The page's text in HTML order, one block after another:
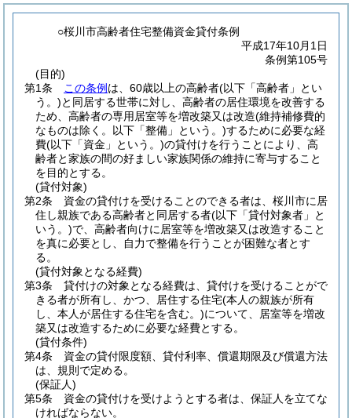
○桜川市高齢者住宅整備資金貸付条例
平成17年10月1日
条例第105号
(目的)
第1条
この条例 は、60歳以上の高齢者(以下「高齢者」とい
う。)と同居する世帯に対し、高齢者の居住環境を改善する
ため、高齢者の専用居室等を増改築又は改造(維持補修費的
なものは除く。以下「整備」という。)するために必要な経
費(以下「資金」という。)の貸付けを行うことにより、高
齢者と家族の間の好ましい家族関係の維持に寄与すること
を目的とする。
(貸付対象)
第2条
資金の貸付けを受けることのできる者は、桜川市に居
住し親族である高齢者と同居する者(以下「貸付対象者」と
いう。)で、高齢者向けに居室等を増改築又は改造すること
を真に必要とし、自力で整備を行うことが困難な者とす
る。
(貸付対象となる経費)
第3条
貸付けの対象となる経費は、貸付けを受けることがで
きる者が所有し、かつ、居住する住宅(本人の親族が所有
し、本人が居住する住宅を含む。)について、居室等を増改
築又は改造するために必要な経費とする。
(貸付条件)
第4条
資金の貸付限度額、貸付利率、償還期限及び償還方法
は、規則で定める。
(保証人)
第5条
資金の貸付けを受けようとする者は、保証人を立てな
ければならない。